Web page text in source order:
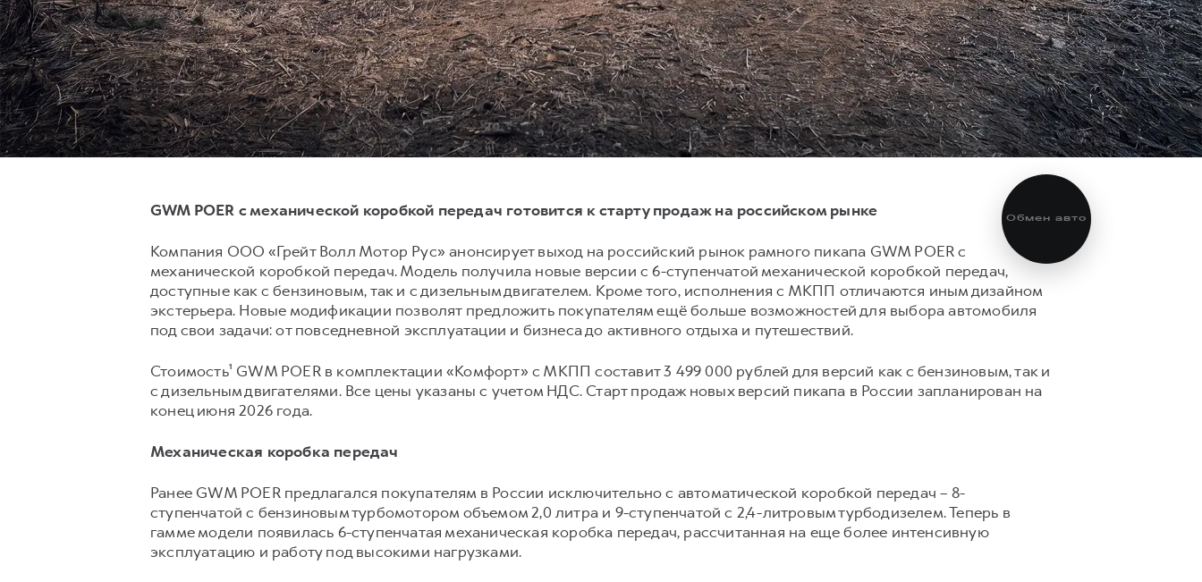
GWM POER с механической коробкой передач готовится к старту продаж на российском рынке
Компания ООО «Грейт Волл Мотор Рус» анонсирует выход на российский рынок рамного пикапа GWM POER с
механической коробкой передач. Модель получила новые версии с 6-ступенчатой механической коробкой передач,
доступные как с бензиновым, так и с дизельным двигателем. Кроме того, исполнения с МКПП отличаются иным дизайном
экстерьера. Новые модификации позволят предложить покупателям ещё больше возможностей для выбора автомобиля
под свои задачи: от повседневной эксплуатации и бизнеса до активного отдыха и путешествий.
Стоимость¹ GWM POER в комплектации «Комфорт» с МКПП составит 3 499 000 рублей для версий как с бензиновым, так и
с дизельным двигателями. Все цены указаны с учетом НДС. Старт продаж новых версий пикапа в России запланирован на
конец июня 2026 года.
Механическая коробка передач
Ранее GWM POER предлагался покупателям в России исключительно с автоматической коробкой передач – 8-
ступенчатой с бензиновым турбомотором объемом 2,0 литра и 9-ступенчатой с 2,4-литровым турбодизелем. Теперь в
гамме модели появилась 6-ступенчатая механическая коробка передач, рассчитанная на еще более интенсивную
эксплуатацию и работу под высокими нагрузками.
Обмен авто